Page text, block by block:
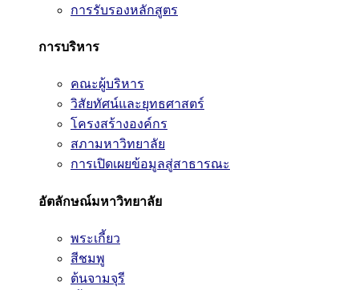
การรับรองหลักสูตร
การบริหาร
คณะผู้บริหาร
วิสัยทัศน์และยุทธศาสตร์
โครงสร้างองค์กร
สภามหาวิทยาลัย
การเปิดเผยข้อมูลสู่สาธารณะ
อัตลักษณ์มหาวิทยาลัย
พระเกี้ยว
สีชมพู
ต้นจามจุรี